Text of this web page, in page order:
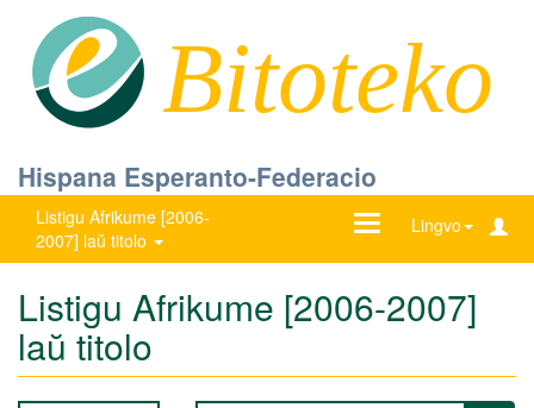
Bitoteko
Hispana Esperanto-Federacio
Listigu Afrikume [2006-
2007] laŭ titolo
Lingvo
Ŝanĝu
Listigu Afrikume [2006-2007]
laŭ titolo